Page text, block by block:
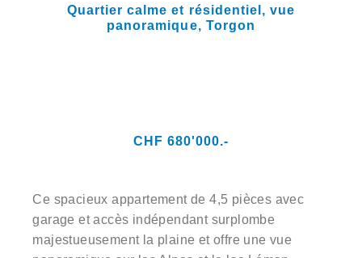
Quartier calme et résidentiel, vue
panoramique, Torgon
CHF 680'000.-
Ce spacieux appartement de 4,5 pièces avec
garage et accès indépendant surplombe
majestueusement la plaine et offre une vue